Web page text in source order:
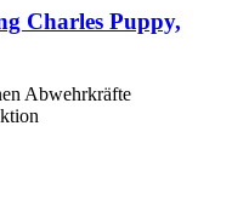
Charles Puppy,
Abwehrkräfte